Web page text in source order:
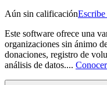
Aún sin calificaciónEscribe
Este software ofrece una
organizaciones sin ánimo
donaciones, registro de
análisis de datos....